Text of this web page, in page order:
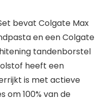
bevat Colgate Max
en een Colgate
tandenborstel
heeft een
is met actieve
om 100% van de